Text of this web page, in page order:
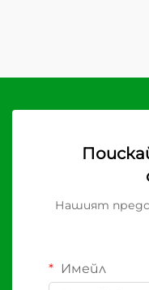
Нашият
Имейл